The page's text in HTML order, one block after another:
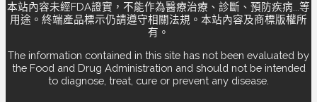
本站內容未經FDA證實，不能作為醫療治療、診斷、預防疾病...等
用途。終端產品標示仍請遵守相關法規。本站內容及商標版權所
有。
The information contained in this site has not been evaluated by
the Food and Drug Administration and should not be intended
to diagnose, treat, cure or prevent any disease.